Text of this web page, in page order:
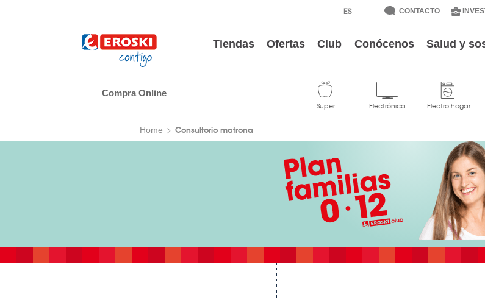
CONTACTO
Tiendas Ofertas Club Conócenos Salud y
Compra Online
Home Consultorio matrona